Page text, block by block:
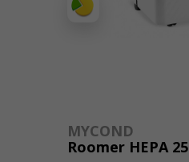
MYCOND
Roomer HEPA 25